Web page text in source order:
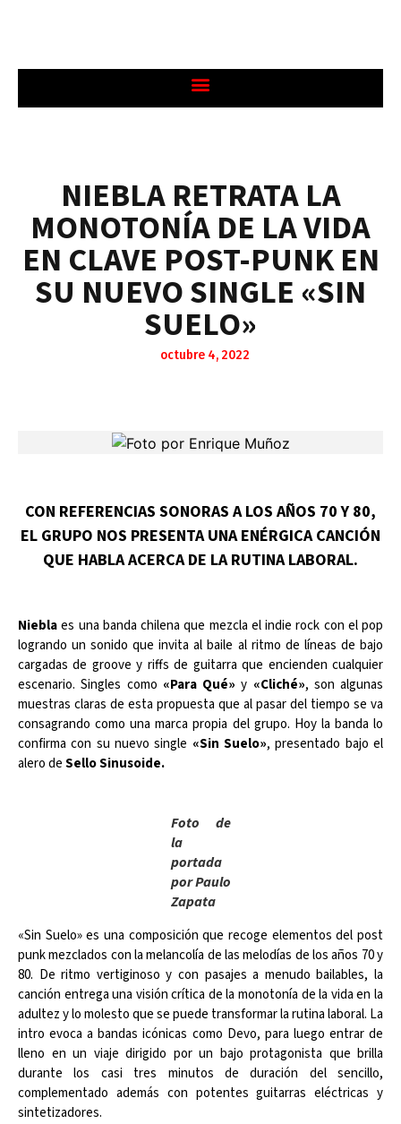
NIEBLA RETRATA LA
MONOTONÍA DE LA VIDA
EN CLAVE POST-PUNK EN
SU NUEVO SINGLE «SIN
SUELO»
octubre 4, 2022
CON REFERENCIAS SONORAS A LOS AÑOS 70 Y 80,
EL GRUPO NOS PRESENTA UNA ENÉRGICA CANCIÓN
QUE HABLA ACERCA DE LA RUTINA LABORAL.
Nieblaes una banda chilena que mezcla el indie rock con el pop
logrando un sonido que invita al baile al ritmo de líneas de bajo
cargadas de groove y riffs de guitarra que encienden cualquier
escenario. Singles como «Para Qué» y «Cliché», son algunas
muestras claras de esta propuesta que al pasar del tiempo se va
consagrando como una marca propia del grupo. Hoy la banda lo
confirma con su nuevo single «Sin Suelo», presentado bajo el
alero deSello Sinusoide.
Foto de
la
portada
por Paulo
Zapata
«Sin Suelo» es una composición que recoge elementos del post
punk mezclados con la melancolía de las melodías de los años 70 y
80. De ritmo vertiginoso y con pasajes a menudo bailables, la
canción entrega una visión crítica de la monotonía de la vida en la
adultez y lo molesto que se puede transformar la rutina laboral. La
intro evoca a bandas icónicas como Devo, para luego entrar de
lleno en un viaje dirigido por un bajo protagonista que brilla
durante los casi tres minutos de duración del sencillo,
complementado además con potentes guitarras eléctricas y
sintetizadores.